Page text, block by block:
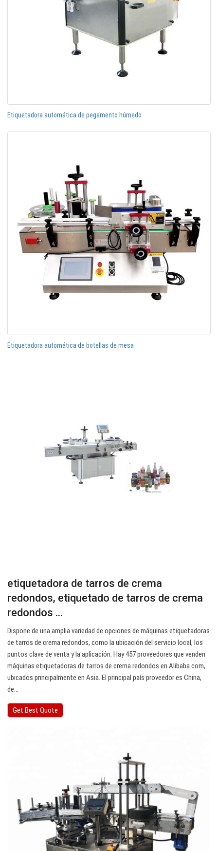
Etiquetadora automática de pegamento húmedo
Etiquetadora automática de botellas de mesa
etiquetadora de tarros de crema
redondos, etiquetado de tarros de crema
redondos ...
Dispone de una amplia variedad de opciones de máquinas etiquetadoras
de tarros de crema redondos, como la ubicación del servicio local, los
puntos clave de venta y la aplicación. Hay 457 proveedores que venden
máquinas etiquetadoras de tarros de crema redondos en Alibaba.com,
ubicados principalmente en Asia. El principal país proveedor es China,
de…
Get Best Quote